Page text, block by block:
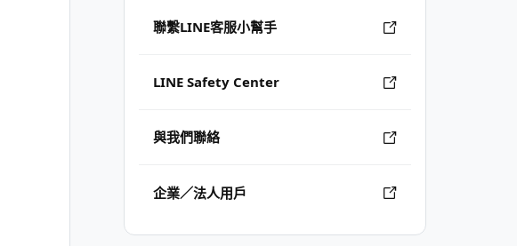
聯繫LINE客服小幫手
LINE Safety Center
與我們聯絡
企業／法人用戶